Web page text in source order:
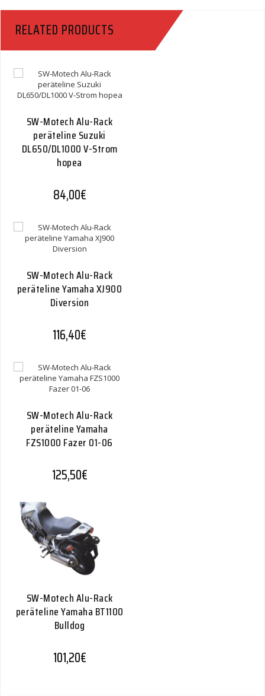
RELATED PRODUCTS
SW-Motech Alu-Rack
peräteline Suzuki
DL650/DL1000 V-Strom
hopea
84,00€
SW-Motech Alu-Rack
peräteline Yamaha XJ900
Diversion
116,40€
SW-Motech Alu-Rack
peräteline Yamaha
FZS1000 Fazer 01-06
125,50€
SW-Motech Alu-Rack
peräteline Yamaha BT1100
Bulldog
101,20€